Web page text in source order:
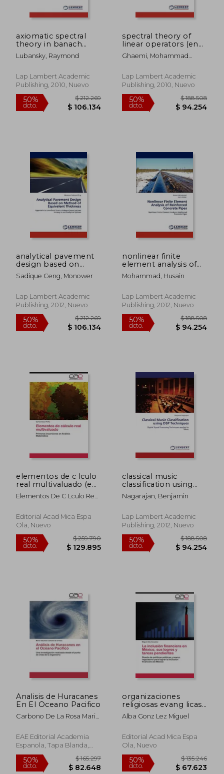
50%
axiomatic spectral
theory in banach
algebras (en Inglés)
Lubansky, Raymond
Lap Lambert Academic
Publishing, 2010, Nuevo
spectral theory of
linear operators (en
Inglés)
Ghaemi, Mohammad
Lap Lambert Academic
Publishing, 2010, Nuevo
analytical pavement
design based on
method of equivalent
thickness (en Inglés)
Sadique Ceng, Monower
Lap Lambert Academic
Publishing, 2012, Nuevo
50%
dcto.
$ 212.269
$ 106.134
nonlinear finite
element analysis of
reinforced concrete
pipes (en Inglés)
Mohammad, Husain
Lap Lambert Academic
Publishing, 2012, Nuevo
50%
elementos de c lculo
real multivaluado (en
Inglés)
Elementos De C Lculo Real
Editorial Acad Mica Espa
Ola, Nuevo
classical music
classification using
dsp techniques (en
Inglés)
Nagarajan, Benjamin
Lap Lambert Academic
Publishing, 2012, Nuevo
Analisis de Huracanes
En El Oceano Pacifico
Carbono De La Rosa Mario
EAE Editorial Academia
Espanola, Tapa Blanda,
Nuevo
organizaciones
religiosas evang licas
(en Inglés)
Alba Gonz Lez Miguel
Editorial Acad Mica Espa
Ola, Nuevo